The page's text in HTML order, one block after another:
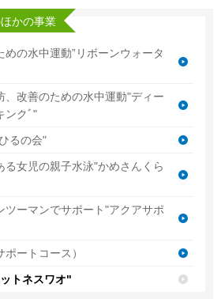
かの事業
の水中運動”リボーンウォータ
、改善のための水中運動"ディー
ンクﾞ"
るの会"
る女児の親子水泳"かめさんくら
ツーマンでサポート"アクアサポ
ートコース）
トネスワオ"